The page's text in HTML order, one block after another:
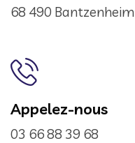
68 490 Bantzenheim
Appelez-nous
03 66 88 39 68